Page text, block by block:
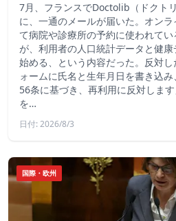
7月、フランスでDoctolib（ドクト
に、一通のメールが届いた。オン
て病院や診療所の予約に使われて
が、利用者の人口統計データと健
始める、という内容だった。反対
ォームに氏名と生年月日を書き込
56条に基づき、再利用に反対しま
を…
日付: 2026/8/3
国際・欧州